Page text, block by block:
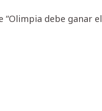
debe ganar el